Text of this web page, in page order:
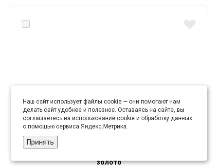
золото
Наш сайт использует файлы cookie — они помогают нам
делать сайт удобнее и полезнее. Оставаясь на сайте, вы
соглашаетесь на использование cookie и обработку данных
с помощью сервиса Яндекс.Метрика.
Принять